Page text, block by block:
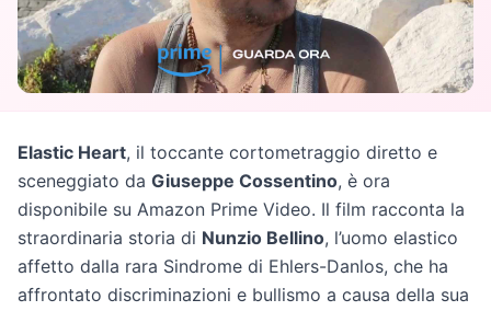
Elastic Heart, il toccante cortometraggio diretto e
sceneggiato da Giuseppe Cossentino, è ora
disponibile su Amazon Prime Video. Il film racconta la
straordinaria storia di Nunzio Bellino, l’uomo elastico
affetto dalla rara Sindrome di Ehlers-Danlos, che ha
affrontato discriminazioni e bullismo a causa della sua